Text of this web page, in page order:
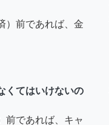
）前であれば、金
くてはいけないの
前であれば、キャ